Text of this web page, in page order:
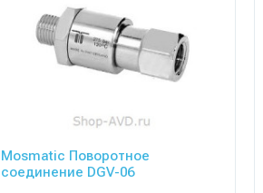
Mosmatic Поворотное
соединение DGV-06